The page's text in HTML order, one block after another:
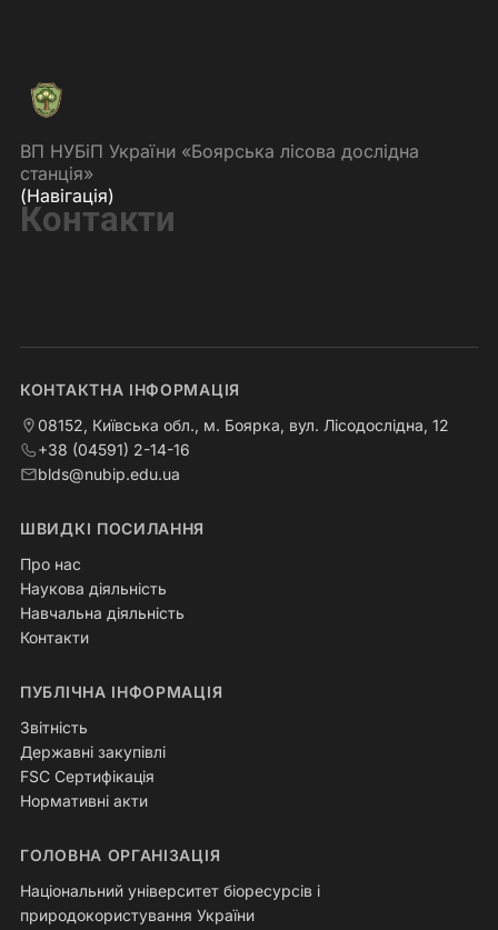
ВП НУБіП України «Боярська лісова дослідна
станція»
(Навігація)
Контакти
КОНТАКТНА ІНФОРМАЦІЯ
08152, Київська обл., м. Боярка, вул. Лісодослідна, 12
+38 (04591) 2-14-16
blds@nubip.edu.ua
ШВИДКІ ПОСИЛАННЯ
Про нас
Наукова діяльність
Навчальна діяльність
Контакти
ПУБЛІЧНА ІНФОРМАЦІЯ
Звітність
Державні закупівлі
FSC Сертифікація
Нормативні акти
ГОЛОВНА ОРГАНІЗАЦІЯ
Національний університет біоресурсів і
природокористування України